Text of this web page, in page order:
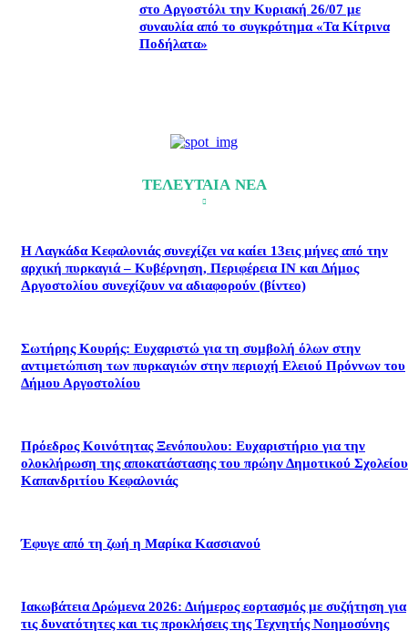
στο Αργοστόλι την Κυριακή 26/07 με
συναυλία από το συγκρότημα «Τα Κίτρινα
Ποδήλατα»
ΤΕΛΕΥΤΑΙΑ ΝΕΑ
Η Λαγκάδα Κεφαλονιάς συνεχίζει να καίει 13εις μήνες από την
αρχική πυρκαγιά – Κυβέρνηση, Περιφέρεια ΙΝ και Δήμος
Αργοστολίου συνεχίζουν να αδιαφορούν (βίντεο)
Σωτήρης Κουρής: Ευχαριστώ για τη συμβολή όλων στην
αντιμετώπιση των πυρκαγιών στην περιοχή Ελειού Πρόννων του
Δήμου Αργοστολίου
Πρόεδρος Κοινότητας Ξενόπουλου: Ευχαριστήριο για την
ολοκλήρωση της αποκατάστασης του πρώην Δημοτικού Σχολείου
Καπανδριτίου Κεφαλονιάς
Έφυγε από τη ζωή η Μαρίκα Κασσιανού
Ιακωβάτεια Δρώμενα 2026: Διήμερος εορτασμός με συζήτηση για
τις δυνατότητες και τις προκλήσεις της Τεχνητής Νοημοσύνης